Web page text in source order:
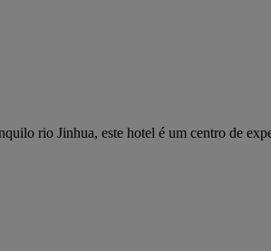
rio Jinhua, este hotel é um centro de